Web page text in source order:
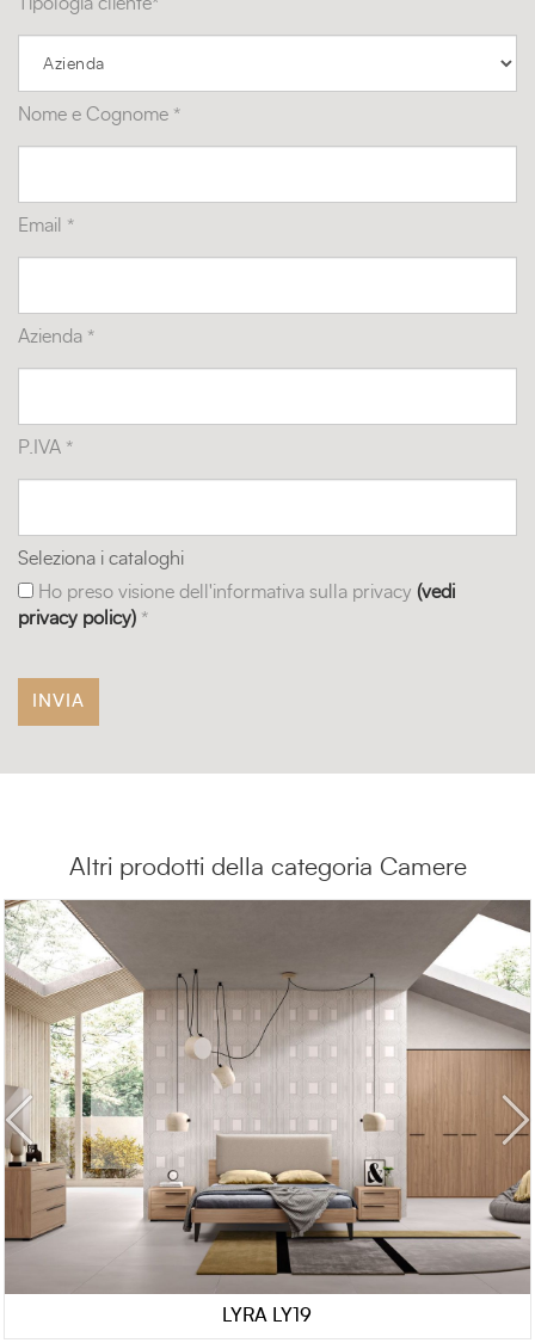
Nome e Cognome *
Email *
Azienda *
P.IVA *
Seleziona i cataloghi
Ho preso visione dell'informativa sulla privacy (vedi
privacy policy) *
Altri prodotti della categoria Camere
LYRA LY19